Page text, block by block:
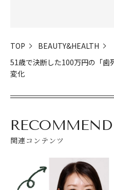
TOP
BEAUTY&HEALTH
51歳で決断した100万円の「歯
変化
RECOMMEND
関連コンテンツ